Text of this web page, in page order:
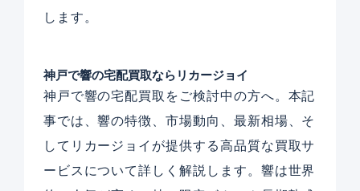
します。
神戸で響の宅配買取ならリカージョイ
神戸で響の宅配買取をご検討中の方へ。本記
事では、響の特徴、市場動向、最新相場、そ
してリカージョイが提供する高品質な買取サ
ービスについて詳しく解説します。響は世界